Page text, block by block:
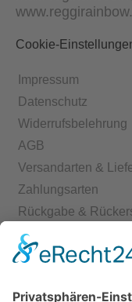
Cookie-
Impressum
Datenschutz
Widerrufsbelehrung
AGB
Versandarten &
Zahlungsarten
Rückgabe &
Echtheit von
Kontakt